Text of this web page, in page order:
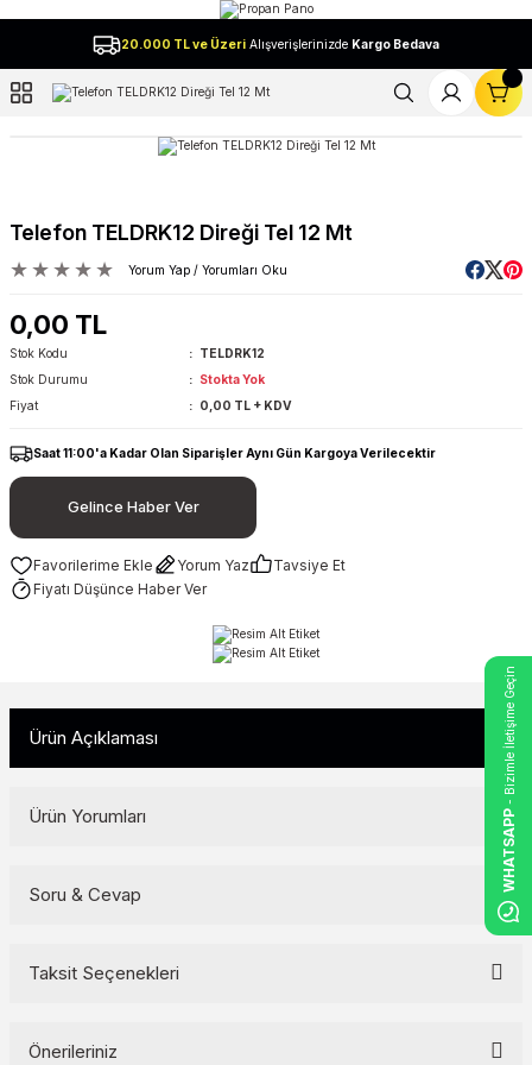
20.000 TL ve Üzeri Alışverişlerinizde Kargo Bedava
Telefon TELDRK12 Direği Tel 12 Mt
Yorum Yap / Yorumları Oku
0,00 TL
Stok Kodu
TELDRK12
Stok Durumu
Stokta Yok
Fiyat
0,00 TL + KDV
Saat 11:00'a Kadar Olan Siparişler Aynı Gün Kargoya Verilecektir
Gelince Haber Ver
Yorum Yaz
Tavsiye Et
Fiyatı Düşünce Haber Ver
Ürün Açıklaması
Ürün Yorumları
Soru & Cevap
Ürün hakkında henüz soru sorulmamış.
Taksit Seçenekleri
Önerileriniz
WHATSAPP
- Bizimle İletişime Geçin